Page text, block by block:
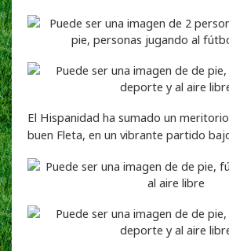
El Hispanidad ha sumado un
buen Fleta, en un vibrante partido